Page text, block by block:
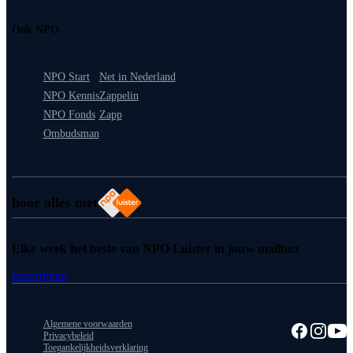
hoor alles met
Ook NPO
NPO Start
NPO Kennis
NPO Fonds
Ombudsman
Net in Nederland
Zappelin
Zapp
Elke week het beste van NPO Luister in jouw mailbox
Inschrijven
Algemene voorwaarden
Privacybeleid
Toegankelijkheidsverklaring